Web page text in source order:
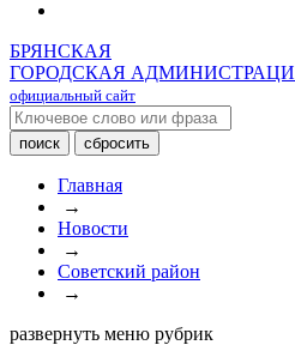
БРЯНСКАЯ
ГОРОДСКАЯ
официальный сайт
Главная
→
Новости
→
Советский район
→
развернуть меню рубрик